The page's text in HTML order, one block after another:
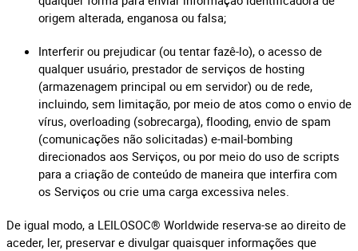
origem alterada, enganosa ou falsa;
Interferir ou prejudicar (ou tentar fazê-lo), o acesso de
qualquer usuário, prestador de serviços de hosting
(armazenagem principal ou em servidor) ou de rede,
incluindo, sem limitação, por meio de atos como o envio de
vírus, overloading (sobrecarga), flooding, envio de spam
(comunicações não solicitadas) e-mail-bombing
direcionados aos Serviços, ou por meio do uso de scripts
para a criação de conteúdo de maneira que interfira com
os Serviços ou crie uma carga excessiva neles.
De igual modo, a LEILOSOC® Worldwide reserva-se ao direito de
aceder, ler, preservar e divulgar quaisquer informações que